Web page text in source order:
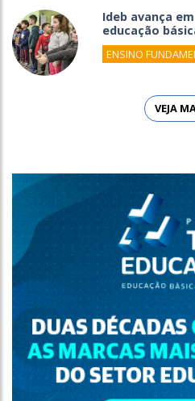
Ideb avança
educação
ENSINO
VEJA